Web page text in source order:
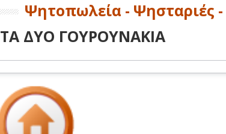
Ψητοπωλεία - Ψησταριές -
ΤΑ ΔΥΟ ΓΟΥΡΟΥΝΑΚΙΑ